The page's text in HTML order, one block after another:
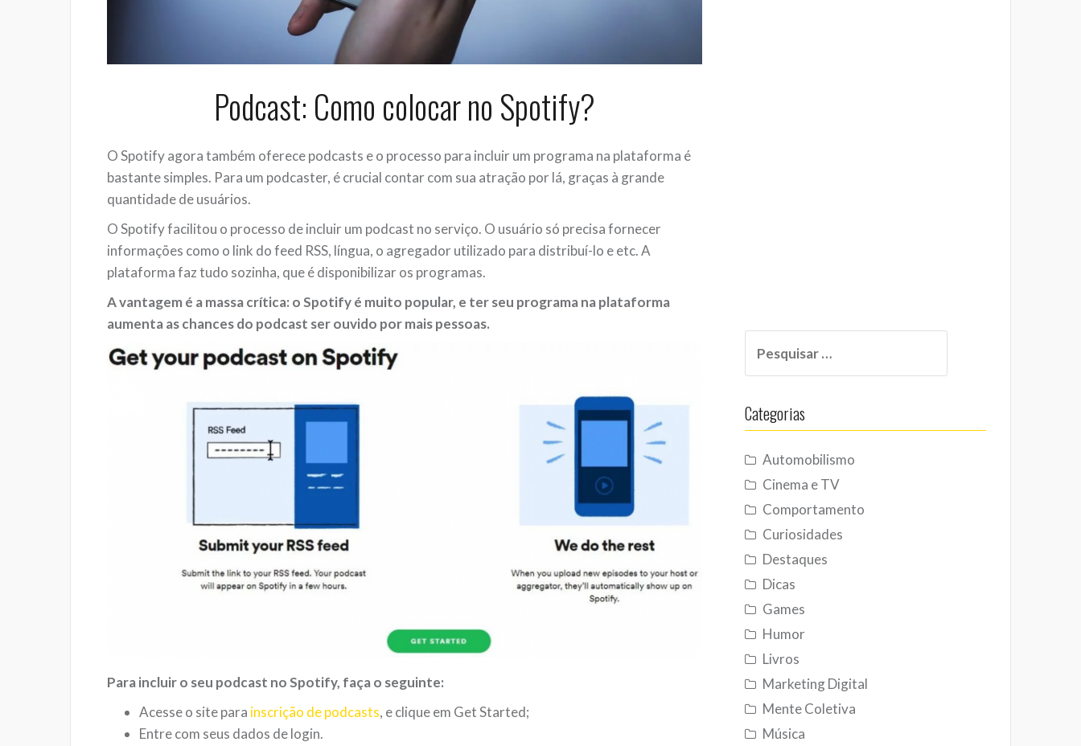
Podcast: Como colocar no Spotify?
O Spotify agora também oferece podcasts e o processo para incluir um programa na plataforma é
bastante simples. Para um podcaster, é crucial contar com sua atração por lá, graças à grande
quantidade de usuários.
O Spotify facilitou o processo de incluir um podcast no serviço. O usuário só precisa fornecer
informações como o link do feed RSS, língua, o agregador utilizado para distribuí-lo e etc. A
plataforma faz tudo sozinha, que é disponibilizar os programas.
A vantagem é a massa crítica: o Spotify é muito popular, e ter seu programa na plataforma
aumenta as chances do podcast ser ouvido por mais pessoas.
Para incluir o seu podcast no Spotify, faça o seguinte:
Acesse o site para inscrição de podcasts, e clique em Get Started;
Entre com seus dados de login.
por:
Categorias
Automobilismo
Cinema e TV
Comportamento
Curiosidades
Destaques
Dicas
Games
Humor
Livros
Marketing Digital
Mente Coletiva
Música